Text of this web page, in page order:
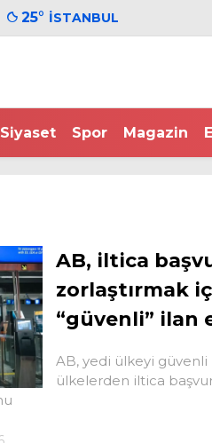
25° İSTANBUL
Siyaset Spor Magazin
AB, iltica
zorlaştırmak
“güvenli” ilan
AB, yedi ülkeyi
ülkelerden iltica